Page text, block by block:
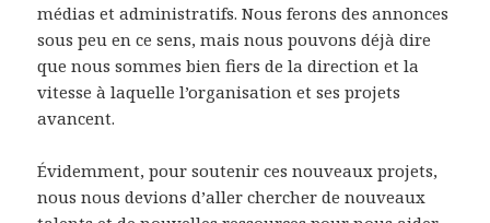
médias et administratifs. Nous ferons des annonces
sous peu en ce sens, mais nous pouvons déjà dire
que nous sommes bien fiers de la direction et la
vitesse à laquelle l’organisation et ses projets
avancent.
Évidemment, pour soutenir ces nouveaux projets,
nous nous devions d’aller chercher de nouveaux